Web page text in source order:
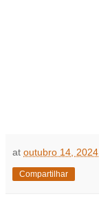
at outubro 14, 2024
Compartilhar